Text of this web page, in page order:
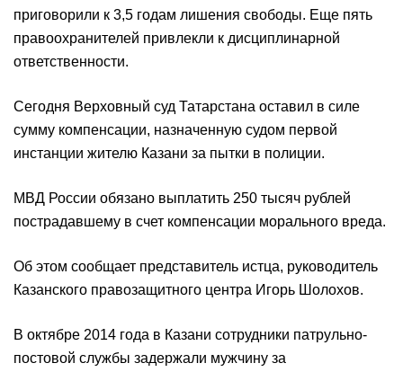
приговорили к 3,5 годам лишения свободы. Еще пять
правоохранителей привлекли к дисциплинарной
ответственности.
Сегодня Верховный суд Татарстана оставил в силе
сумму компенсации, назначенную судом первой
инстанции жителю Казани за пытки в полиции.
МВД России обязано выплатить 250 тысяч рублей
пострадавшему в счет компенсации морального вреда.
Об этом сообщает представитель истца, руководитель
Казанского правозащитного центра Игорь Шолохов.
В октябре 2014 года в Казани сотрудники патрульно-
постовой службы задержали мужчину за